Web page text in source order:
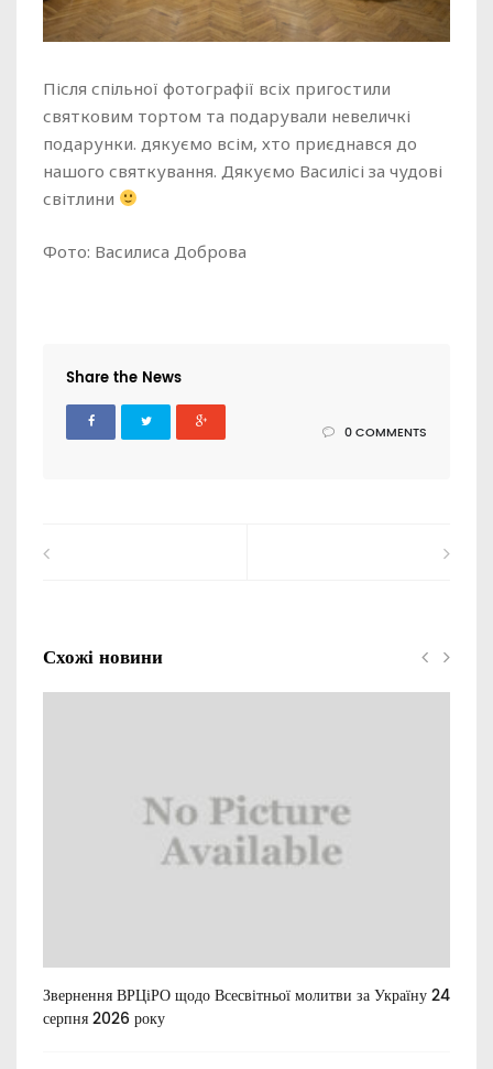
Після спільної фотографії всіх пригостили
святковим тортом та подарували невеличкі
подарунки. дякуємо всім, хто приєднався до
нашого святкування. Дякуємо Василісі за чудові
світлини
Фото: Василиса Доброва
Share the News
0 COMMENTS
Схожі новини
Звернення ВРЦіРО щодо Всесвітньої молитви за Україну 24
серпня 2026 року